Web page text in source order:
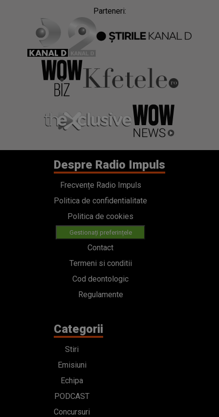
Parteneri:
Despre Radio Impuls
Frecvențe Radio Impuls
Politica de confidentialitate
Politica de cookies
Gestionați preferințele
Contact
Termeni si conditii
Cod deontologic
Regulamente
Categorii
Stiri
Emisiuni
Echipa
PODCAST
Concursuri